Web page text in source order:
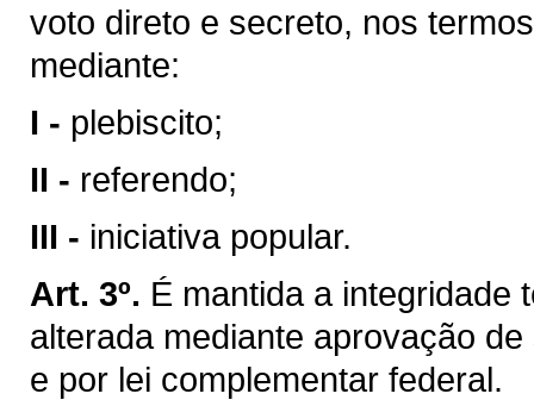
voto direto e secreto, nos
mediante:
I - plebiscito;
II - referendo;
III - iniciativa popular.
Art. 3º. É mantida a integridade
alterada mediante aprovação
e por lei complementar federal.